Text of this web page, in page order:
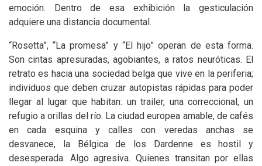
emoción. Dentro de esa exhibición la gesticulación
adquiere una distancia documental.
“Rosetta”, “La promesa” y “El hijo” operan de esta forma.
Son cintas apresuradas, agobiantes, a ratos neuróticas. El
retrato es hacia una sociedad belga que vive en la periferia;
individuos que deben cruzar autopistas rápidas para poder
llegar al lugar que habitan: un trailer, una correccional, un
refugio a orillas del río. La ciudad europea amable, de cafés
en cada esquina y calles con veredas anchas se
desvanece, la Bélgica de los Dardenne es hostil y
desesperada. Algo agresiva. Quienes transitan por ellas